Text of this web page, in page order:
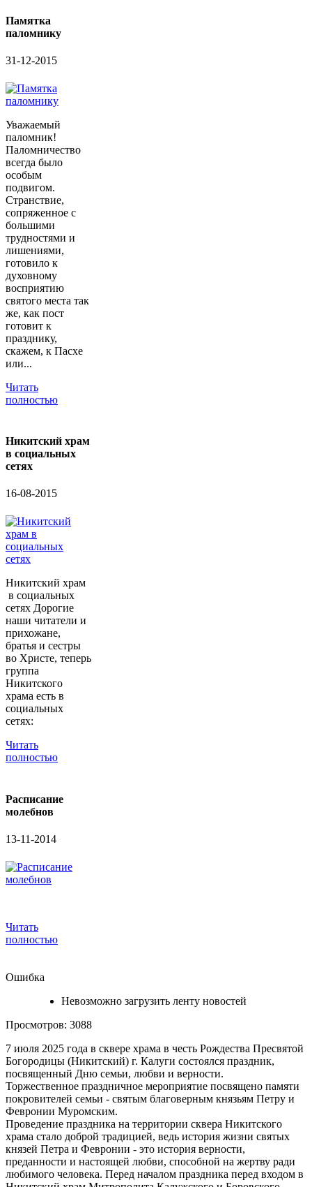
Памятка
паломнику
31-12-2015
Уважаемый
паломник!
Паломничество
всегда было
особым
подвигом.
Странствие,
сопряженное с
большими
трудностями и
лишениями,
готовило к
духовному
восприятию
святого места так
же, как пост
готовит к
празднику,
скажем, к Пасхе
или...
Читать
полностью
Никитский храм
в социальных
сетях
16-08-2015
Никитский храм
в социальных
сетях Дорогие
наши читатели и
прихожане,
братья и сестры
во Христе, теперь
группа
Никитского
храма есть в
социальных
сетях:
Читать
полностью
Расписание
молебнов
13-11-2014
Читать
полностью
Ошибка
Невозможно загрузить ленту новостей
Просмотров: 3088
7 июля 2025 года в сквере храма в честь Рождества Пресвятой
Богородицы (Никитский) г. Калуги состоялся праздник,
посвященный Дню семьи, любви и верности.
Торжественное праздничное мероприятие посвящено памяти
покровителей семьи - святым благоверным князьям Петру и
Февронии Муромским.
Проведение праздника на территории сквера Никитского
храма стало доброй традицией, ведь история жизни святых
князей Петра и Февронии - это история верности,
преданности и настоящей любви, способной на жертву ради
любимого человека. Перед началом праздника перед входом в